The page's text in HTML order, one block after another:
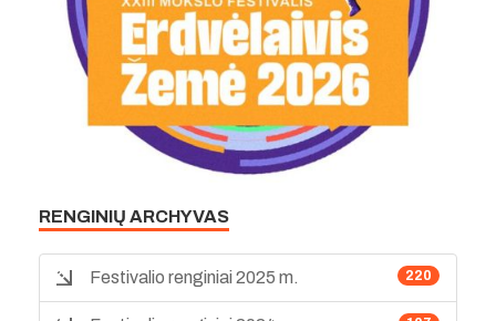
RENGINIŲ ARCHYVAS
220
Festivalio renginiai 2025 m.